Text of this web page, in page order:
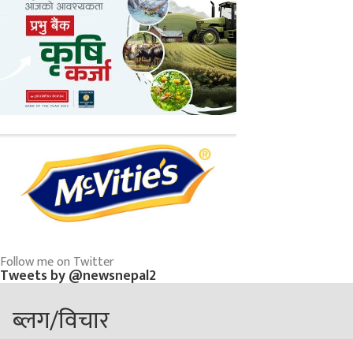
Follow me on Twitter
Tweets by @newsnepal2
ब्लग/विचार